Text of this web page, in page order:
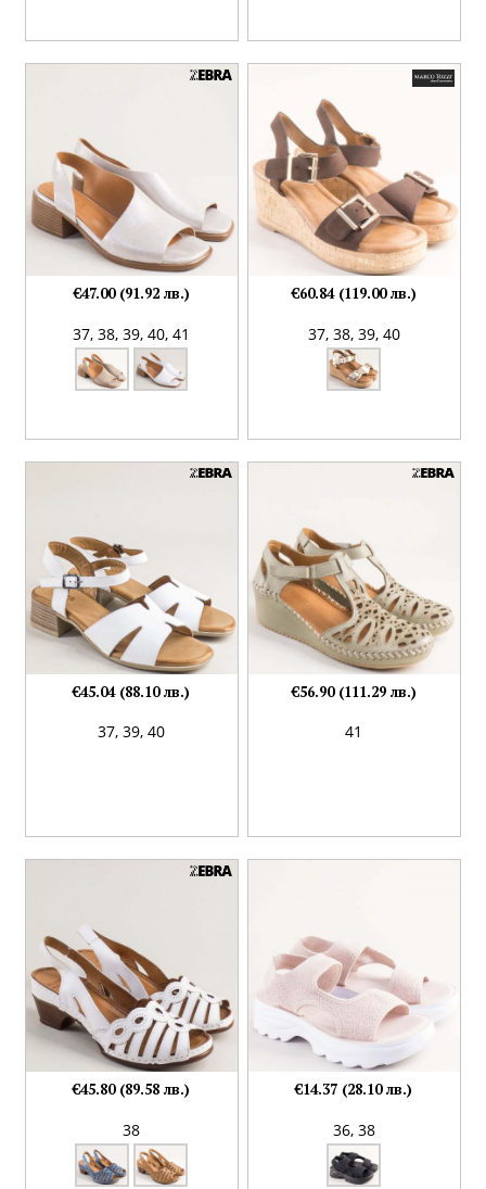
37,38,39,40,41
€47.00 (91.92 лв.)
37, 38, 39, 40
€60.84 (119.00 лв.)
37,39,40
€45.04 (88.10 лв.)
41
€56.90 (111.29 лв.)
38
€45.80 (89.58 лв.)
36, 38
€14.37 (28.10 лв.)